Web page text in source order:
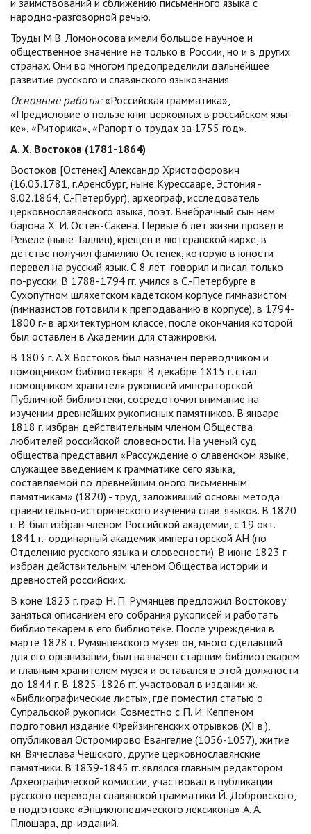
и заимствований и сближению письменного языка с
народно-разговорной речью.
Тру­ды М.В. Ломоносова имели большое научное и
общественное значе­ние не только в России, но и в других
странах. Они во многом предопределили дальней­шее
развитие русского и славянского языкознания.
Основные работы:«Российская грамматика»,
«Предисловие о пользе книг церковных в российском язы­
ке», «Риторика», «Рапорт о трудах за 1755 год».
А. Х. Востоков (1781-1864)
Востоков [Остенек] Александр Христофорович
(16.03.1781, г.Аренсбург, ныне Курессааре, Эстония -
8.02.1864, С.-Петербург), археограф, исследователь
церковнославянского языка, поэт. Внебрачный сын нем.
барона Х. И. Остен-Сакена. Первые 6 лет жизни провел в
Ревеле (ныне Таллин), крещен в лютеранской кирхе, в
детстве получил фамилию Остенек, которую в юности
перевел на русский язык. С 8 лет говорил и писал только
по-русски. В 1788-1794 гг. учился в С.-Петербурге в
Сухопутном шляхетском кадетском корпусе гимназистом
(гимназистов готовили к преподаванию в корпусе), в 1794-
1800 г.- в архитектурном классе, после окончания которой
был оставлен в Академии для стажировки.
В 1803 г. А.Х.Востоков был назначен переводчиком и
помощником библиотекаря. В декабре 1815 г. стал
помощником хранителя рукописей императорской
Публичной библиотеки, сосредоточил внимание на
изучении древнейших рукописных памятников. В январе
1818 г. избран действительным членом Общества
любителей российской словесности. На ученый суд
общества представил «Рассуждение о славенском языке,
служащее введением к грамматике сего языка,
составляемой по древнейшим оного письменным
памятникам» (1820) - труд, заложивший основы метода
сравнительно-исторического изучения слав. языков. В 1820
г. В. был избран членом Российской академии, с 19 окт.
1841 г.- ординарный академик императорской АН (по
Отделению русского языка и словесности). В июне 1823 г.
избран действительным членом Общества истории и
древностей российских.
В коне 1823 г. граф Н. П. Румянцев предложил Востокову
заняться описанием его собрания рукописей и работать
библиотекарем в его библиотеке. После учреждения в
марте 1828 г. Румянцевского музея он, много сделавший
для его организации, был назначен старшим библиотекарем
и главным хранителем музея и оставался в этой должности
до 1844 г. В 1825-1826 гг. участвовал в издании ж.
«Библиографические листы», где поместил статью о
Супральской рукописи. Совместно с П. И. Кеппеном
подготовил издание Фрейзингенских отрывков (XI в.),
опубликовал Остромирово Евангелие (1056-1057), житие
кн. Вячеслава Чешского, другие церковнославянские
памятники. В 1839-1845 гг. являлся главным редактором
Археографической комиссии, участвовал в публикации
русского перевода славянской грамматики Й. Добровского,
в подготовке «Энциклопедического лексикона» А. А.
Плюшара, др. изданий.